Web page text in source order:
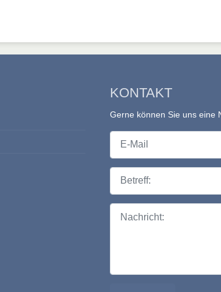
KONTAKT
Gerne können Sie uns eine